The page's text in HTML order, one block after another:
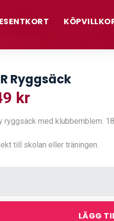
Ryggsäck
kr
ryggsäck med klubbemblem.
till skolan eller träningen.
LÄGG